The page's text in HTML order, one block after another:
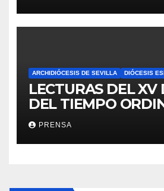
ARCHIDIÓCESIS DE SEVILLA DIÓCESIS
LECTURAS DEL XV
DEL TIEMPO
PRENSA